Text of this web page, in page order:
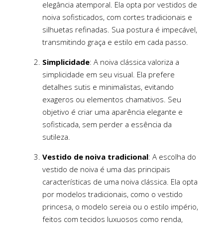
elegância atemporal. Ela opta por vestidos de
noiva sofisticados, com cortes tradicionais e
silhuetas refinadas. Sua postura é impecável,
transmitindo graça e estilo em cada passo.
Simplicidade: A noiva clássica valoriza a
simplicidade em seu visual. Ela prefere
detalhes sutis e minimalistas, evitando
exageros ou elementos chamativos. Seu
objetivo é criar uma aparência elegante e
sofisticada, sem perder a essência da
sutileza.
Vestido de noiva tradicional: A escolha do
vestido de noiva é uma das principais
características de uma noiva clássica. Ela opta
por modelos tradicionais, como o vestido
princesa, o modelo sereia ou o estilo império,
feitos com tecidos luxuosos como renda,